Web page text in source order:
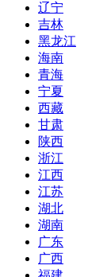
辽宁
吉林
黑龙江
海南
青海
宁夏
西藏
甘肃
陕西
浙江
江西
江苏
湖北
湖南
广东
广西